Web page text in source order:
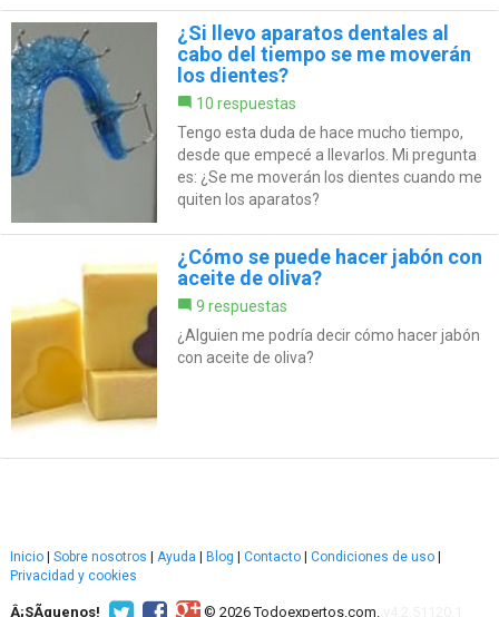
¿Si llevo aparatos dentales al
cabo del tiempo se me moverán
los dientes?
10 respuestas
Tengo esta duda de hace mucho tiempo,
desde que empecé a llevarlos. Mi pregunta
es: ¿Se me moverán los dientes cuando me
quiten los aparatos?
¿Cómo se puede hacer jabón con
aceite de oliva?
9 respuestas
¿Alguien me podría decir cómo hacer jabón
con aceite de oliva?
Inicio Sobre nosotros Ayuda Blog Contacto Condiciones de uso
Privacidad y cookies
Â¡SÃ­guenos! © 2026 Todoexpertos.com.